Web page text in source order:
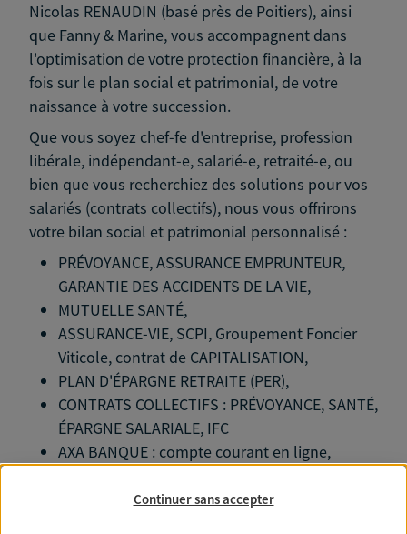
Nicolas RENAUDIN (basé près de Poitiers), ainsi
que Fanny & Marine, vous accompagnent dans
l'optimisation de votre protection financière, à la
fois sur le plan social et patrimonial, de votre
naissance à votre succession.
Que vous soyez chef-fe d'entreprise, profession
libérale, indépendant-e, salarié-e, retraité-e, ou
bien que vous recherchiez des solutions pour vos
salariés (contrats collectifs), nous vous offrirons
votre bilan social et patrimonial personnalisé :
PRÉVOYANCE, ASSURANCE EMPRUNTEUR,
GARANTIE DES ACCIDENTS DE LA VIE,
MUTUELLE SANTÉ,
ASSURANCE-VIE, SCPI, Groupement Foncier
Viticole, contrat de CAPITALISATION,
PLAN D'ÉPARGNE RETRAITE (PER),
CONTRATS COLLECTIFS : PRÉVOYANCE, SANTÉ,
ÉPARGNE SALARIALE, IFC
AXA BANQUE : compte courant en ligne,
sous mandat), Compte à Terme... Sur ces
Continuer sans accepter